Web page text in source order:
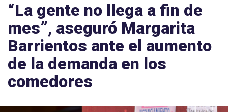
“La gente no llega a fin de
mes”, aseguró Margarita
Barrientos ante el aumento
de la demanda en los
comedores